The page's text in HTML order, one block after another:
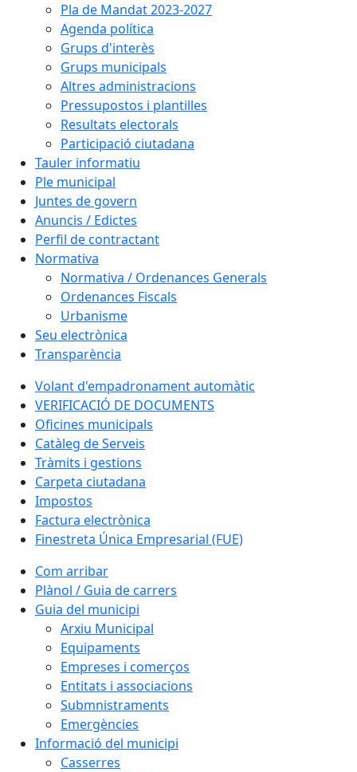
Pla de Mandat 2023-2027
Agenda política
Grups d'interès
Grups municipals
Altres administracions
Pressupostos i plantilles
Resultats electorals
Participació ciutadana
Tauler informatiu
Ple municipal
Juntes de govern
Anuncis / Edictes
Perfil de contractant
Normativa
Normativa / Ordenances Generals
Ordenances Fiscals
Urbanisme
Seu electrònica
Transparència
Volant d'empadronament automàtic
VERIFICACIÓ DE DOCUMENTS
Oficines municipals
Catàleg de Serveis
Tràmits i gestions
Carpeta ciutadana
Impostos
Factura electrònica
Finestreta Única Empresarial (FUE)
Com arribar
Plànol / Guia de carrers
Guia del municipi
Arxiu Municipal
Equipaments
Empreses i comerços
Entitats i associacions
Submnistraments
Emergències
Informació del municipi
Casserres